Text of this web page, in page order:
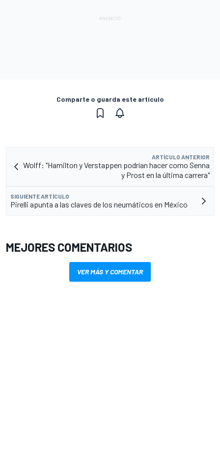
Comparte o guarda este artículo
ARTÍCULO ANTERIOR
Wolff: "Hamilton y Verstappen podrían hacer como Senna
y Prost en la última carrera"
SIGUIENTE ARTÍCULO
Pirelli apunta a las claves de los neumáticos en México
MEJORES COMENTARIOS
VER MÁS Y COMENTAR